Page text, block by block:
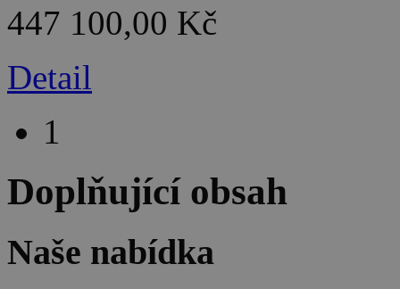
447 100,00 Kč
Detail
1
Doplňující obsah
Naše nabídka